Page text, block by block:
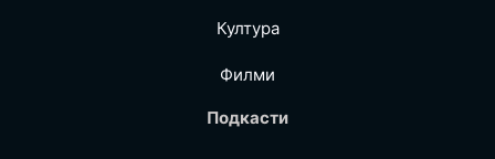
Култура
Филми
Подкасти